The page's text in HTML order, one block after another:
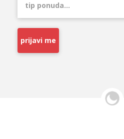
prijavi me